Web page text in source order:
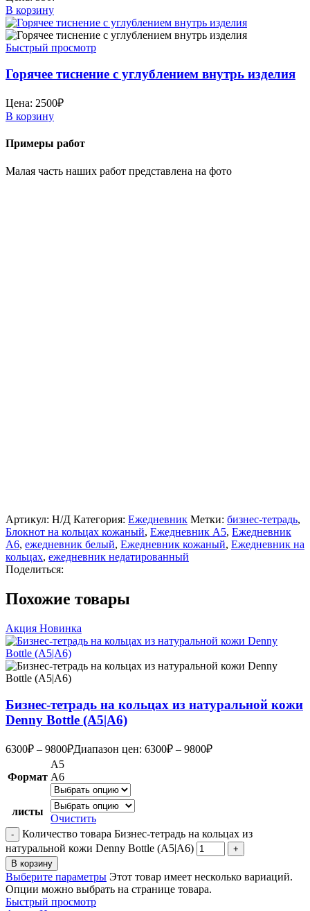
В корзину
Быстрый просмотр
Горячее тиснение с углублением внутрь изделия
Цена: 2500₽
В корзину
Примеры работ
Малая часть наших работ представлена на фото
Артикул: Н/Д Категория: Ежедневник Метки: бизнес-тетрадь,
Блокнот на кольцах кожаный, Ежедневник А5, Ежедневник
А6, ежедневник белый, Ежедневник кожаный, Ежедневник на
кольцах, ежедневник недатированный
Поделиться:
Похожие товары
Акция Новинка
Бизнес-тетрадь на кольцах из натуральной кожи
Denny Bottle (А5|A6)
6300₽ – 9800₽Диапазон цен: 6300₽ – 9800₽
Формат
А5
А6
листы
Очистить
Количество товара Бизнес-тетрадь на кольцах из
натуральной кожи Denny Bottle (А5|A6)
В корзину
Выберите параметры Этот товар имеет несколько вариаций.
Опции можно выбрать на странице товара.
Быстрый просмотр